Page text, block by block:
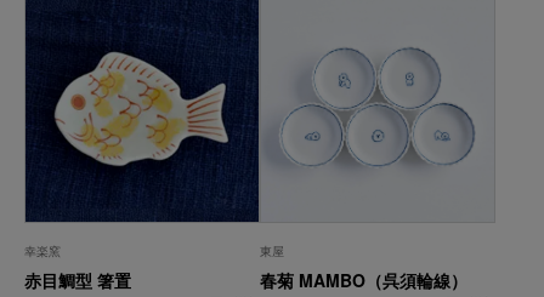
幸楽窯
赤目鯛型 箸置
東屋
春菊 MAMBO（呉須輪線）